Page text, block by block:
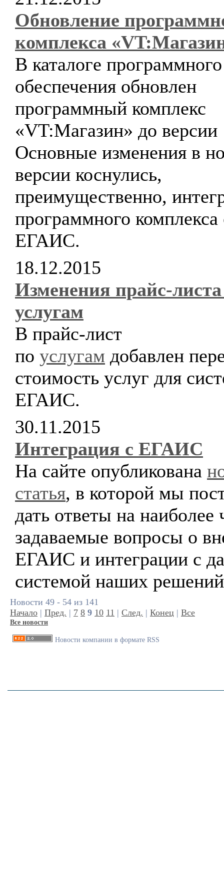
Обновление
комплекса
В каталоге программного
обеспечения обновлен
программный комплекс
«VT:Магазин» до версии
Основные изменения в
версии коснулись,
преимущественно,
программного комплекса
ЕГАИС.
18.12.2015
Изменения прайс-
услугам
В прайс-лист
по услугам добавлен
стоимость услуг для
ЕГАИС.
30.11.2015
Интеграция с ЕГАИС
На сайте опубликована
статья, в которой мы
дать ответы на наиболее
задаваемые вопросы о
ЕГАИС и интеграции с
системой наших
Новости 49 - 54 из 141
Начало | Пред. | 7 8 9 10 11 | След. | Конец | Все
Все новости
Новости компании в формате RSS